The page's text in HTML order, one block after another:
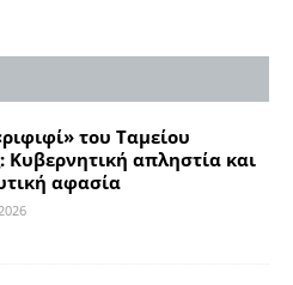
του Ταμείου
απληστία και
αφασία